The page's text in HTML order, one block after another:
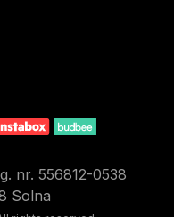
nr. 556812-0538
Solna